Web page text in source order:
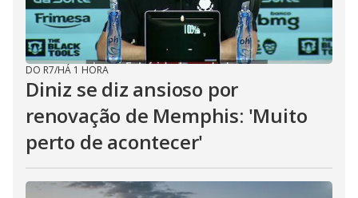
DO R7/HÁ 1 HORA
Diniz se diz ansioso por
renovação de Memphis: 'Muito
perto de acontecer'